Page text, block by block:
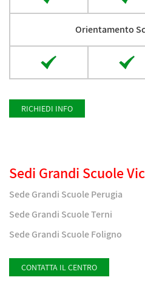
Orientamento
RICHIEDI INFO
Sedi Grandi Scuole
Sede Grandi Scuole Perugia
Sede Grandi Scuole Terni
Sede Grandi Scuole Foligno
CONTATTA IL CENTRO